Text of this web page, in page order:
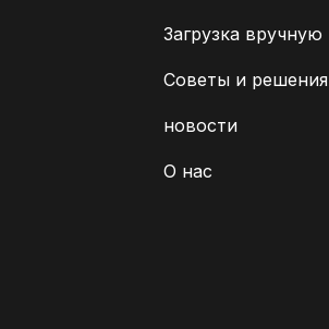
Загрузка вручную
Советы и решения
новости
О нас